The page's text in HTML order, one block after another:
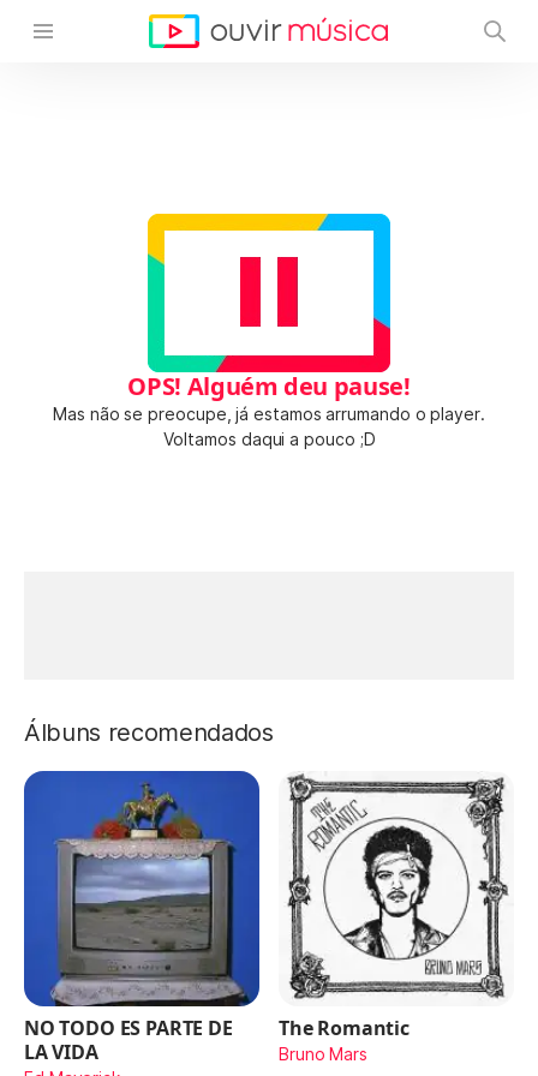
OPS! Alguém deu pause!
Mas não se preocupe, já estamos arrumando o player.
Voltamos daqui a pouco ;D
Álbuns recomendados
NO TODO ES PARTE DE
LA VIDA
The Romantic
Bruno Mars